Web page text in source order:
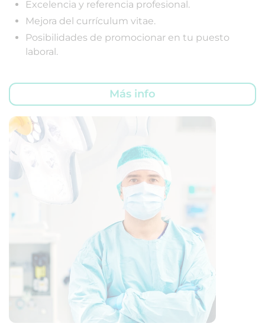
Excelencia y referencia profesional.
Mejora del currículum vitae.
Posibilidades de promocionar en tu puesto
laboral.
Más info